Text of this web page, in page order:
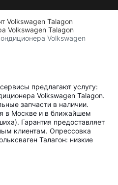
Volkswagen Talagon
Volkswagen Talagon
Volkswagen
предлагают услугу:
Volkswagen Talagon.
запчасти в наличии.
в Москве и в ближайшем
Гарантия предоставляет
клиентам. Опрессовка
Талагон: низкие